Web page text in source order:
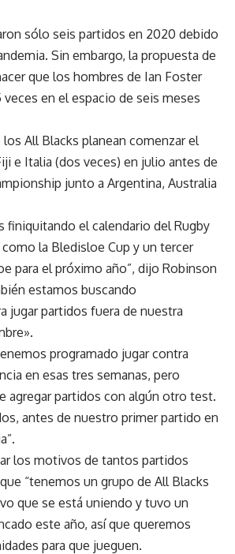
sólo seis partidos en 2020 debido
Sin embargo, la propuesta de
que los hombres de Ian Foster
veces en el espacio de seis meses
All Blacks planean comenzar el
e Italia (dos veces) en julio antes de
junto a Argentina, Australia
finiquitando el calendario del Rugby
la Bledisloe Cup y un tercer
para el próximo año”, dijo Robinson
estamos buscando
jugar partidos fuera de nuestra
programado jugar contra
en esas tres semanas, pero
agregar partidos con algún otro test.
antes de nuestro primer partido en
los motivos de tantos partidos
“tenemos un grupo de All Blacks
que se está uniendo y tuvo un
este año, así que queremos
para que jueguen.